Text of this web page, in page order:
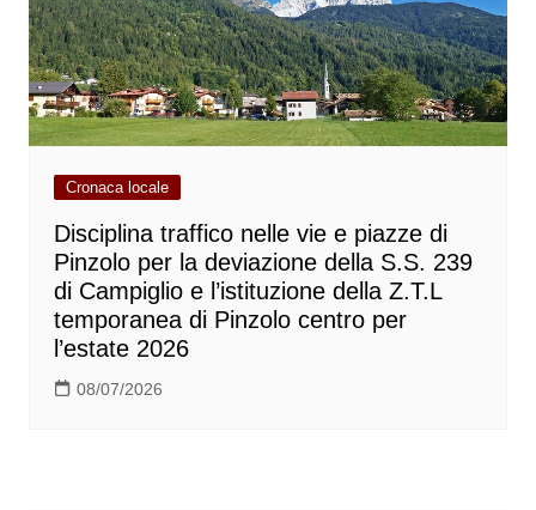
Cronaca locale
Disciplina traffico nelle vie e piazze di
Pinzolo per la deviazione della S.S. 239
di Campiglio e l’istituzione della Z.T.L
temporanea di Pinzolo centro per
l’estate 2026
08/07/2026